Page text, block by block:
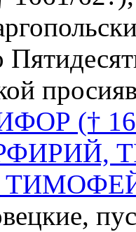
(†